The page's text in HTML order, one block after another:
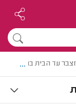
עד הבית ברעננה
...